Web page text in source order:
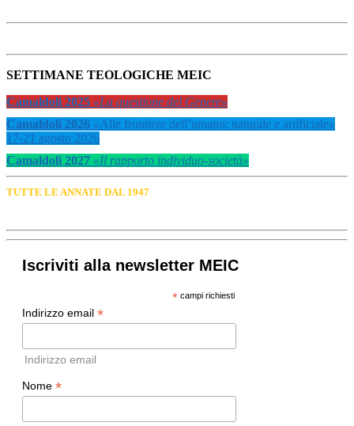
SETTIMANE TEOLOGICHE MEIC
Camaldoli 2025 «La questione del Genere»
Camaldoli 2026 «Alle frontiere dell’umano: naturale e artificiale»
17-21 agosto 2026
Camaldoli 2027 «Il rapporto individuo-società»
TUTTE LE ANNATE DAL 1947
Iscriviti alla newsletter MEIC
*campi richiesti
Indirizzo email *
Indirizzo email
Nome *